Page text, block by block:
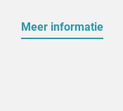
Meer informatie